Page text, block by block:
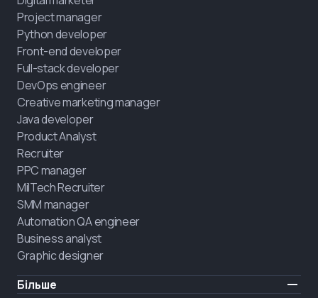
Project manager
Python developer
Front-end developer
Full-stack developer
DevOps engineer
Creative marketing manager
Java developer
Product Analyst
Recruiter
PPC manager
MilTech Recruiter
SMM manager
Automation QA engineer
Business analyst
Graphic designer
Більше